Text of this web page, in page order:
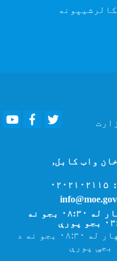
YoutubeFacebook
واټ کابل,
کاري وخت: د سهار له ۰۸:۳۰ بجو نه
د سهار له ۰۸:۳۰ بجو نه د